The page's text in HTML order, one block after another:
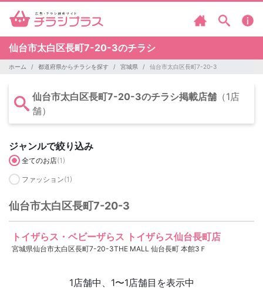
仙台市太白区長町7-20-3のチラシ
ホーム 都道府県からチラシを探す 宮城県 仙台市太白区長町7-20-3
仙台市太白区長町7-20-3のチラシ掲載店舗 （1店
舗）
ジャンルで絞り込み
全てのお店(1)
ファッション(1)
仙台市太白区長町7-20-3
トイザらス・ベビーザらス トイザらス仙台長町店
宮城県仙台市太白区長町7-20-3THE MALL 仙台長町 本館3Ｆ
1店舗中、1〜1店舗目を表示中